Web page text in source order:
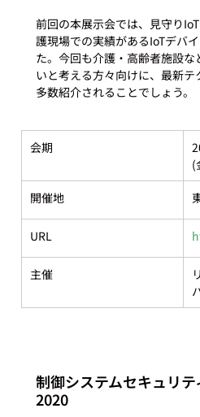
前回の本展示会では、見守り
護現場での実績があるIoTデバ
た。今回も介護・高齢者施設
いと考える方々向けに、最新
会期
(
開催地
URL
主催
制御システムセキュリ
2020